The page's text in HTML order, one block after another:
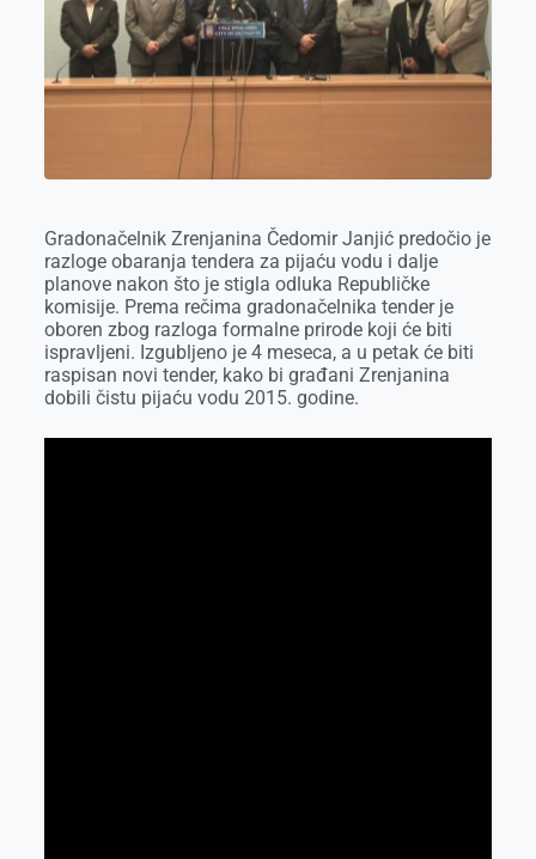
k
e
n
p
Gradonačelnik Zrenjanina Čedomir Janjić predočio je
razloge obaranja tendera za pijaću vodu i dalje
planove nakon što je stigla odluka Republičke
komisije. Prema rečima gradonačelnika tender je
oboren zbog razloga formalne prirode koji će biti
ispravljeni. Izgubljeno je 4 meseca, a u petak će biti
raspisan novi tender, kako bi građani Zrenjanina
dobili čistu pijaću vodu 2015. godine.